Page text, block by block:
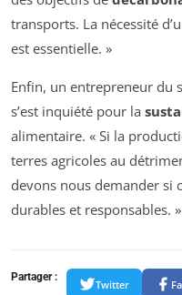
transports. La nécessité
est essentielle. »
Enfin, un entrepreneur du
s’est inquiété pour la
alimentaire. « Si la
terres agricoles au
devons nous demander si
durables et responsables. »
Partager :
Twitter